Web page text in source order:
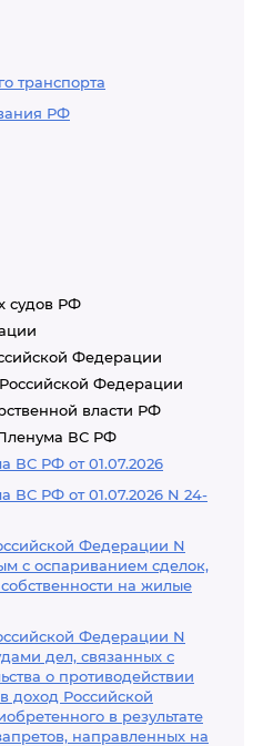
транспорта
РФ
судов РФ
Федерации
Федерации
власти РФ
ВС РФ
ВС РФ от 01.07.2026
ВС РФ от 01.07.2026 N 24-
Федерации N
с оспариванием сделок,
на жилые
Федерации N
дел, связанных с
о противодействии
доход Российской
в результате
направленных на